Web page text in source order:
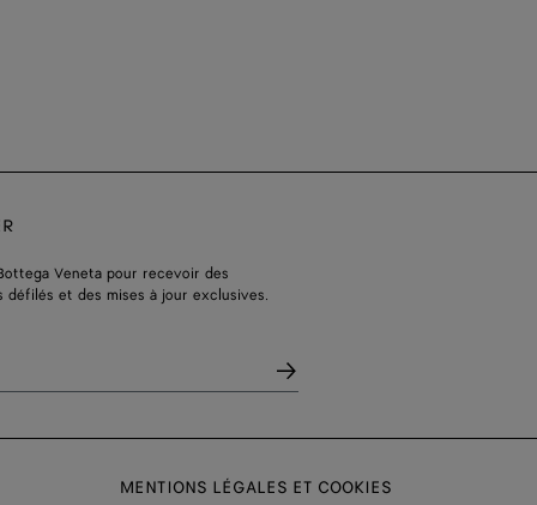
Veneta pour recevoir des
et des mises à jour exclusives.
MENTIONS LÉGALES ET COOKIES